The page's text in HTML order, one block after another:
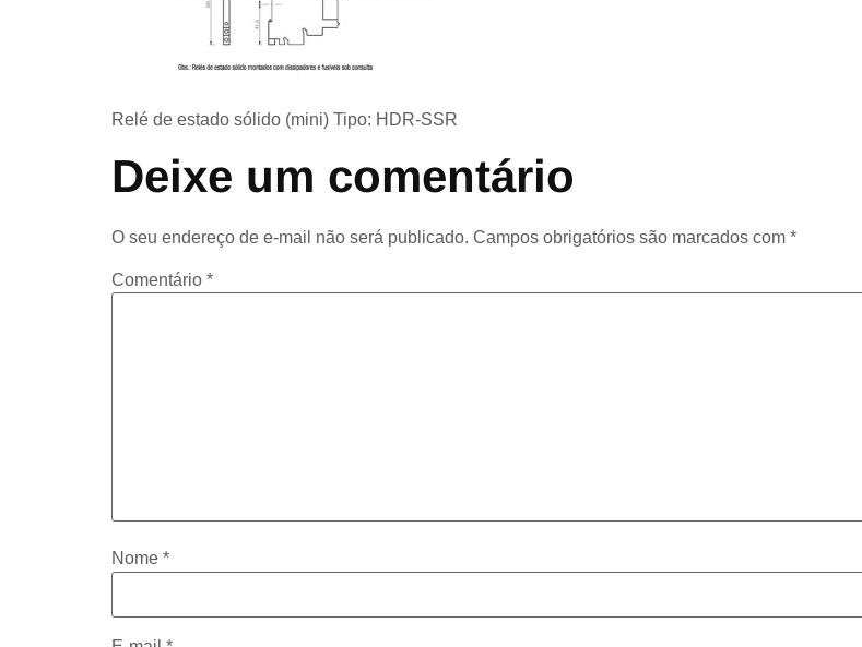
Relé de estado sólido (mini) Tipo: HDR-SSR
Deixe um comentário
O seu endereço de e-mail não será publicado. Campos obrigatórios são marcados com *
Comentário *
Nome *